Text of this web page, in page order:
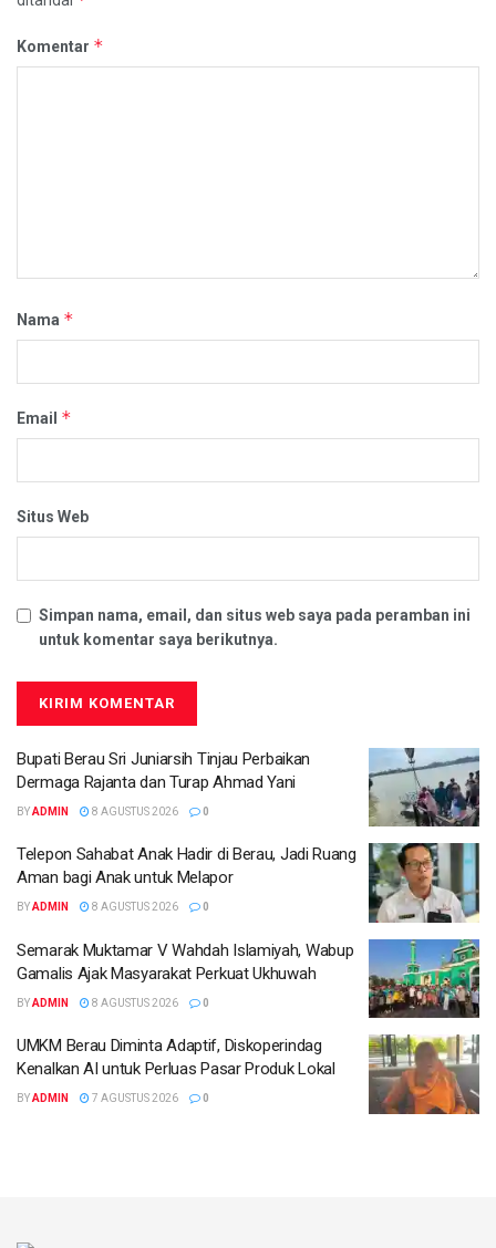
Komentar *
Nama *
Email *
Situs Web
Simpan nama, email, dan situs web saya pada peramban ini
untuk komentar saya berikutnya.
Bupati Berau Sri Juniarsih Tinjau Perbaikan
Dermaga Rajanta dan Turap Ahmad Yani
BYADMIN 8 AGUSTUS 2026 0
Telepon Sahabat Anak Hadir di Berau, Jadi Ruang
Aman bagi Anak untuk Melapor
BYADMIN 8 AGUSTUS 2026 0
Semarak Muktamar V Wahdah Islamiyah, Wabup
Gamalis Ajak Masyarakat Perkuat Ukhuwah
BYADMIN 8 AGUSTUS 2026 0
UMKM Berau Diminta Adaptif, Diskoperindag
Kenalkan AI untuk Perluas Pasar Produk Lokal
BYADMIN 7 AGUSTUS 2026 0